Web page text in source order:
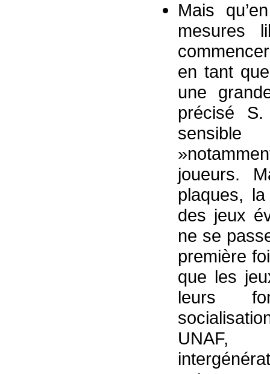
Mais
mesures
en tant
une
précisé
joueurs.
plaques,
des jeux
ne se
première
que les
leurs
UNAF,